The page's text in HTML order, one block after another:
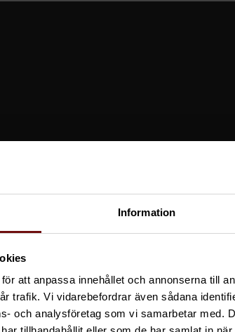
Information
att anpassa innehållet och annonserna till
trafik. Vi vidarebefordrar även sådana
och analysföretag som vi samarbetar med.
Change cookie settings